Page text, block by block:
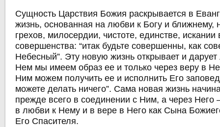
Сущность Царствия Божия раскрывается в
жизнь, основанная на любви к Богу и ближнему,
грехов, милосердии, чистоте, единстве, искании
совершенства: “итак будьте совершенны, как
Небесный”. Эту новую жизнь открывает и
Нем мы имеем образ ее и только через веру в
Ним можем получить ее и исполнить Его
можете делать ничего”. Сама новая жизнь
прежде всего в соединении с Ним, а через
в любви к Нему и в вере в Него как Сына
Его Спасителя.